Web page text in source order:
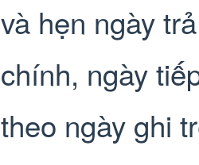
và hẹn ngày
chính, ngày
theo ngày ghi